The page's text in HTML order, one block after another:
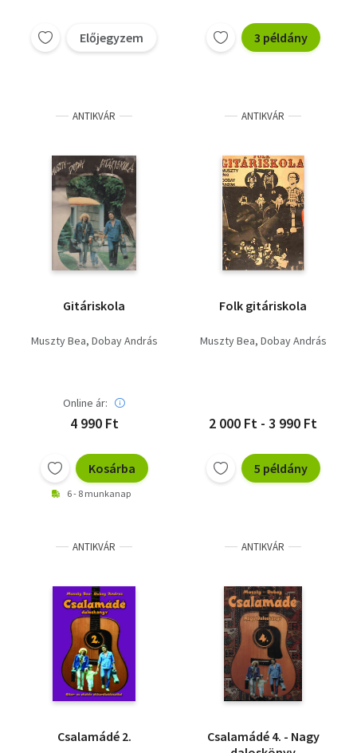
Előjegyzem 3 példány
ANTIKVÁR
Gitáriskola
Muszty Bea Dobay András
Online ár:
4 990 Ft
Kosárba
6 - 8 munkanap
ANTIKVÁR
Folk gitáriskola
Muszty Bea Dobay András
2 000 Ft - 3 990 Ft
5 példány
ANTIKVÁR
Csalamádé 2.
ANTIKVÁR
Csalamádé 4. - Nagy